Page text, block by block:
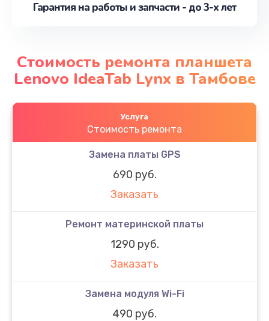
Гарантия на работы и запчасти - до 3-х лет
Стоимость ремонта планшета
Lenovo IdeaTab Lynx в Тамбове
Услуга
Стоимость ремонта
Замена платы GPS
690 руб.
Заказать
Ремонт материнской платы
1290 руб.
Заказать
Замена модуля Wi-Fi
490 руб.